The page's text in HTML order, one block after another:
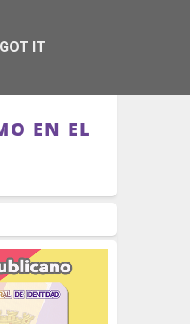
EN EL
GOT IT